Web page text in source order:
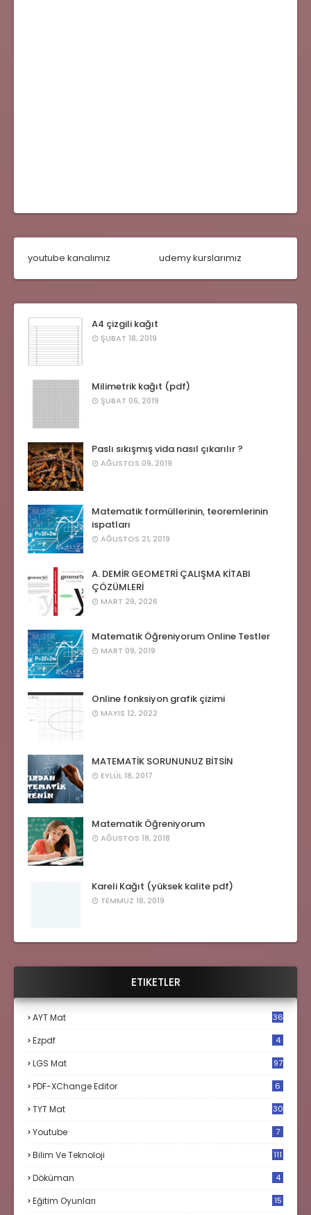
youtube kanalımız udemy kurslarımız
A4 çizgili kağıt
ŞUBAT 18, 2019
Milimetrik kağıt (pdf)
ŞUBAT 06, 2019
Paslı sıkışmış vida nasıl çıkarılır ?
AĞUSTOS 09, 2019
Matematik formüllerinin, teoremlerinin
ispatları
AĞUSTOS 21, 2019
A. DEMİR GEOMETRİ ÇALIŞMA KİTABI
ÇÖZÜMLERİ
MART 29, 2026
Matematik Öğreniyorum Online Testler
MART 09, 2019
Online fonksiyon grafik çizimi
MAYIS 12, 2022
MATEMATİK SORUNUNUZ BİTSİN
EYLÜL 18, 2017
Matematik Öğreniyorum
AĞUSTOS 18, 2018
Kareli Kağıt (yüksek kalite pdf)
TEMMUZ 18, 2019
ETIKETLER
AYT Mat 36
Ezpdf 4
LGS Mat 97
PDF-XChange Editor 6
TYT Mat 30
Youtube 7
Bilim Ve Teknoloji 111
Döküman 4
Eğitim Oyunları 15